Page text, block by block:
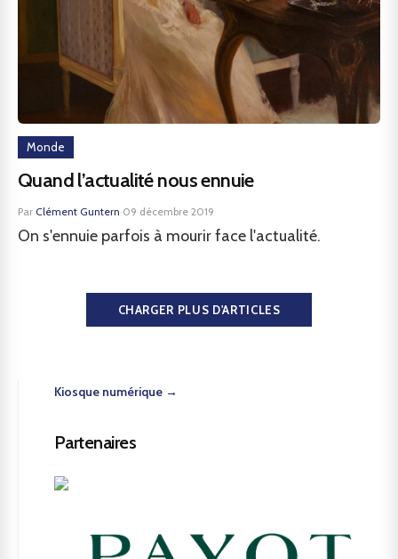
Monde
Quand l’actualité nous ennuie
Par Clément Guntern·09 décembre 2019
On s'ennuie parfois à mourir face l'actualité.
CHARGER PLUS D'ARTICLES
Kiosque numérique →
Partenaires